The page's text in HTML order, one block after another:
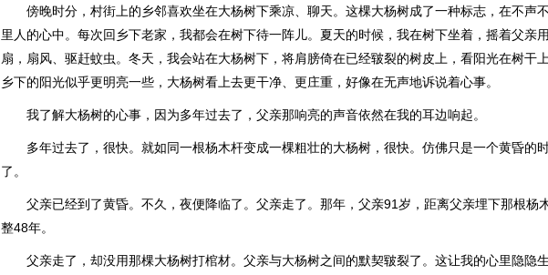
傍晚时分，村街上的乡邻喜欢坐在大杨树下乘凉、聊天。这棵大杨树成了一种标志，在不声
里人的心中。每次回乡下老家，我都会在树下待一阵儿。夏天的时候，我在树下坐着，摇着父亲
扇，扇风、驱赶蚊虫。冬天，我会站在大杨树下，将肩膀倚在已经皲裂的树皮上，看阳光在树干上
乡下的阳光似乎更明亮一些，大杨树看上去更干净、更庄重，好像在无声地诉说着心事。
我了解大杨树的心事，因为多年过去了，父亲那响亮的声音依然在我的耳边响起。
多年过去了，很快。就如同一根杨木杆变成一棵粗壮的大杨树，很快。仿佛只是一个黄昏的
了。
父亲已经到了黄昏。不久，夜便降临了。父亲走了。那年，父亲91岁，距离父亲埋下那根杨
整48年。
父亲走了，却没用那棵大杨树打棺材。父亲与大杨树之间的默契皲裂了。这让我的心里隐隐生